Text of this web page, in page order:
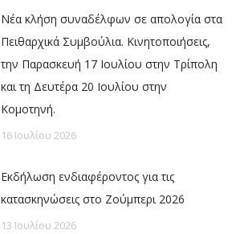
Νέα κλήση συναδέλφων σε απολογία στα
Πειθαρχικά Συμβούλια. Κινητοποιήσεις,
την Παρασκευή 17 Ιουλίου στην Τρίπολη
και τη Δευτέρα 20 Ιουλίου στην
Κομοτηνή.
16 Ιουλίου 2026
Εκδήλωση ενδιαφέροντος για τις
κατασκηνώσεις στο Ζούμπερι 2026
13 Ιουλίου 2026